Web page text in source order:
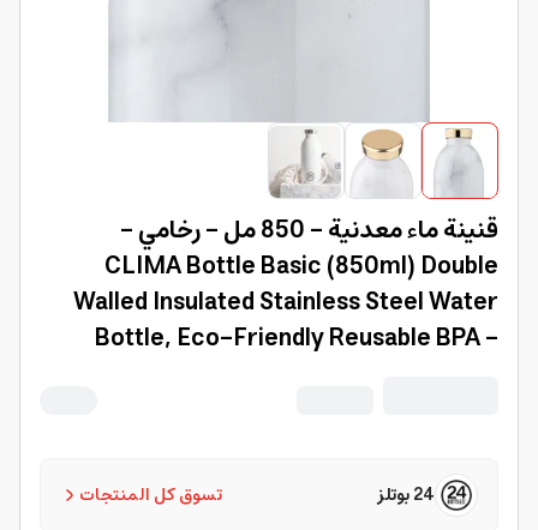
قنينة ماء معدنية - 850 مل - رخامي -
CLIMA Bottle Basic (850ml) Double
Walled Insulated Stainless Steel Water
Bottle, Eco-Friendly Reusable BPA -
تسوق كل المنتجات 24 بوتلز